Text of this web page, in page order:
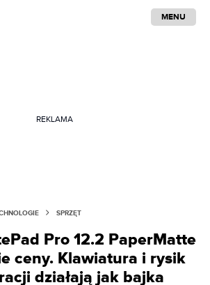
MENU
REKLAMA
SPRZĘT
Pro 12.2 PaperMatte
ceny. Klawiatura i rysik
działają jak bajka